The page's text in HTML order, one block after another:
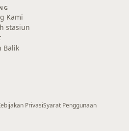
Kami
stasiun
Balik
PrivasiSyarat Penggunaan